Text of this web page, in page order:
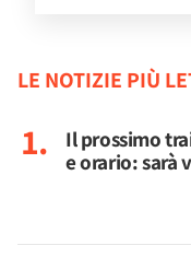
LE NOTIZIE PIÙ
Il prossimo
e orario: sarà